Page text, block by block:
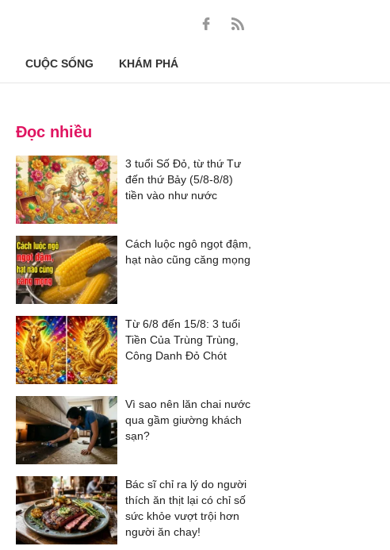
CUỘC SỐNG KHÁM PHÁ
Đọc nhiều
3 tuổi Số Đỏ, từ thứ Tư
đến thứ Bảy (5/8-8/8)
tiền vào như nước
Cách luộc ngô ngọt đậm,
hạt nào cũng căng mọng
Từ 6/8 đến 15/8: 3 tuổi
Tiền Của Trùng Trùng,
Công Danh Đỏ Chót
Vì sao nên lăn chai nước
qua gầm giường khách
sạn?
Bác sĩ chỉ ra lý do người
thích ăn thịt lại có chỉ số
sức khỏe vượt trội hơn
người ăn chay!